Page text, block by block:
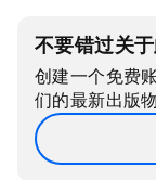
不要错过关
创建一个免费
们的最新出版